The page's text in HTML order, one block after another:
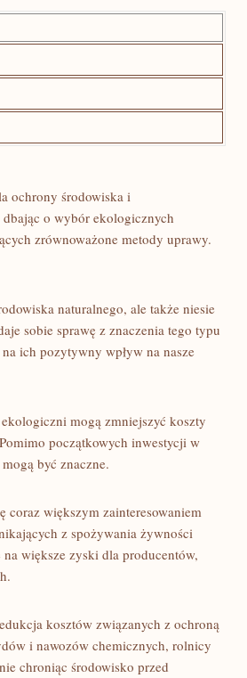
ochrony środowiska‍ i
o‍ wybór ekologicznych​
zrównoważone​ metody uprawy.
naturalnego, ⁤ale ⁣także niesie
sobie sprawę z znaczenia tego ⁤typu
⁢ich pozytywny ⁢wpływ na ‍nasze‍
mogą zmniejszyć ​koszty
początkowych inwestycji ​w
być ​znaczne.
coraz większym zainteresowaniem
z spożywania żywności
większe zyski ⁢dla producentów,
kosztów związanych z‍ ochroną
i‍ nawozów chemicznych, rolnicy
chroniąc środowisko przed